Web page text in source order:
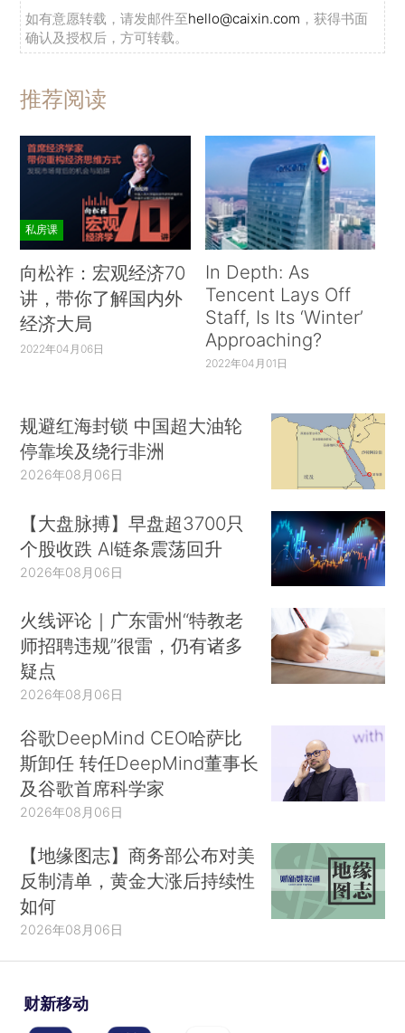
如有意愿转载，请发邮件至hello@caixin.com ，获得书面
确认及授权后，方可转载。
推荐阅读
私房课
向松祚：宏观经济70
讲，带你了解国内外
经济大局
2022年04月06日
In Depth: As
Tencent Lays Off
Staff, Is Its ‘Winter’
Approaching?
2022年04月01日
规避红海封锁 中国超大油轮
停靠埃及绕行非洲
2026年08月06日
【大盘脉搏】早盘超3700只
个股收跌 AI链条震荡回升
2026年08月06日
火线评论｜广东雷州“特教老
师招聘违规”很雷，仍有诸多
疑点
2026年08月06日
谷歌DeepMind CEO哈萨比
斯卸任 转任DeepMind董事长
及谷歌首席科学家
2026年08月06日
【地缘图志】商务部公布对美
反制清单，黄金大涨后持续性
如何
2026年08月06日
财新移动